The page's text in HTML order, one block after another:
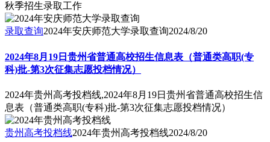
秋季招生录取工作
录取查询2024年安庆师范大学录取查询2024/8/20
2024年8月19日贵州省普通高校招生信息表（普通类高职(专
科)批-第3次征集志愿投档情况）
2024年贵州高考投档线,2024年8月19日贵州省普通高校招生信
息表（普通类高职(专科)批-第3次征集志愿投档情况）
贵州高考投档线2024年贵州高考投档线2024/8/20